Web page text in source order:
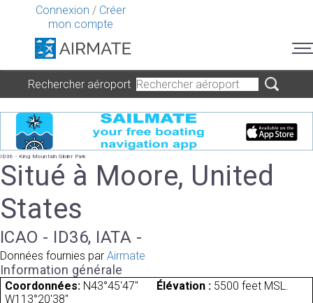
Connexion / Créer
mon compte
Rechercher aéroport
ID36 - King Mountain Glider Park
Situé à Moore, United
States
ICAO - ID36, IATA -
Données fournies par Airmate
Information générale
Coordonnées: N43°45'47"
W113°20'38"
Élévation : 5500 feet MSL.